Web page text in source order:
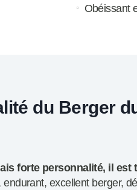
Obéissant
du Berger
forte personnalité, il
endurant, excellent berger,